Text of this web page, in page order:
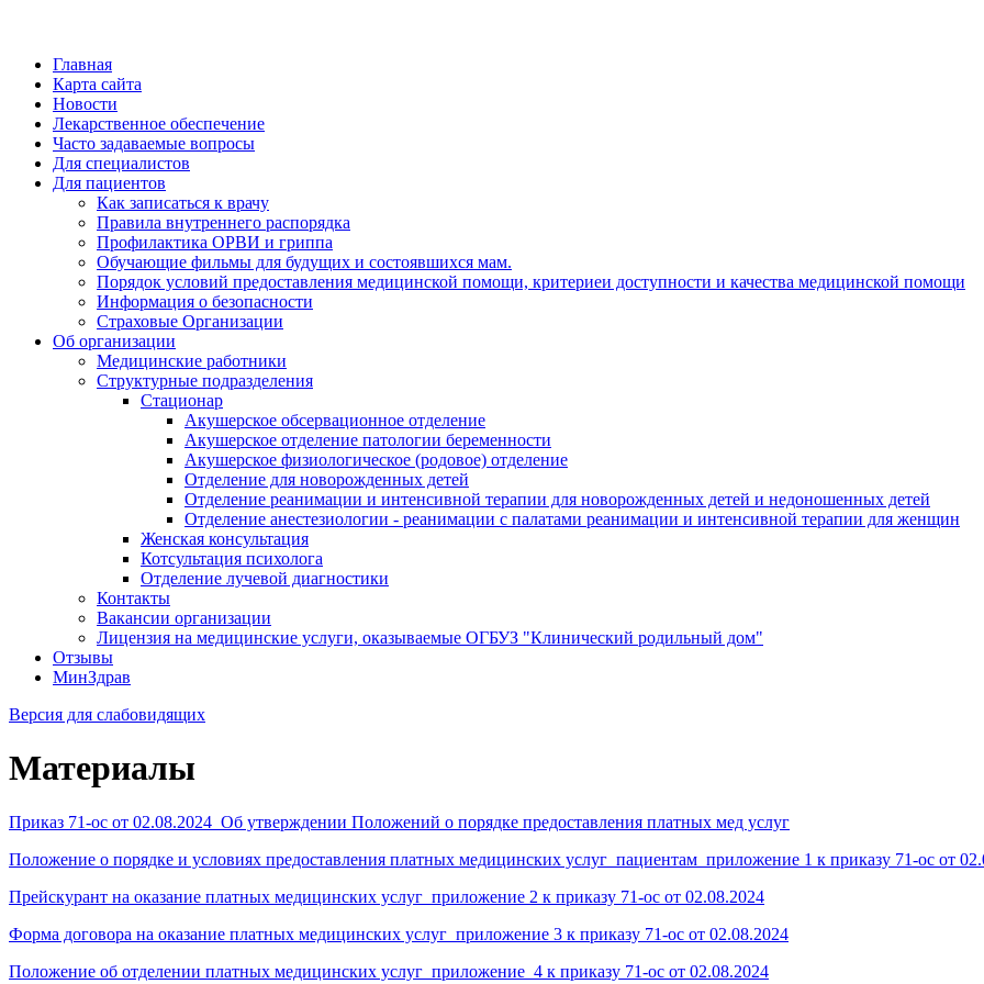
Главная
Карта сайта
Новости
Лекарственное обеспечение
Часто задаваемые вопросы
Для специалистов
Для пациентов
Как записаться к врачу
Правила внутреннего распорядка
Профилактика ОРВИ и гриппа
Обучающие фильмы для будущих и состоявшихся мам.
Порядок условий предоставления медицинской помощи, критериеи доступности и качества медицинской помощи
Информация о безопасности
Страховые Организации
Об организации
Медицинские работники
Структурные подразделения
Стационар
Акушерское обсервационное отделение
Акушерское отделение патологии беременности
Акушерское физиологическое (родовое) отделение
Отделение для новорожденных детей
Отделение реанимации и интенсивной терапии для новорожденных детей и недоношенных детей
Отделение анестезиологии - реанимации с палатами реанимации и интенсивной терапии для женщин
Женская консультация
Котсультация психолога
Отделение лучевой диагностики
Контакты
Вакансии организации
Лицензия на медицинские услуги, оказываемые ОГБУЗ "Клинический родильный дом"
Отзывы
МинЗдрав
Версия для слабовидящих
Материалы
Приказ 71-ос от 02.08.2024_Об утверждении Положений о порядке предоставления платных мед услуг
Положение о порядке и условиях предоставления платных медицинских услуг пациентам_приложение 1 к приказу 71-ос от
Прейскурант на оказание платных медицинских услуг_приложение 2 к приказу 71-ос от 02.08.2024
Форма договора на оказание платных медицинских услуг_приложение 3 к приказу 71-ос от 02.08.2024
Положение об отделении платных медицинских услуг_приложение 4 к приказу 71-ос от 02.08.2024